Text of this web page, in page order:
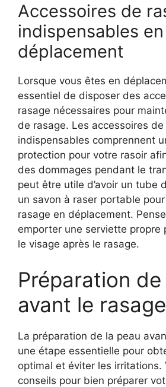
Accessoires de
indispensables en
déplacement
Lorsque vous êtes en
essentiel de disposer des
rasage nécessaires pour
de rasage. Les accessoires de
indispensables comprennent
protection pour votre rasoir
des dommages pendant le
peut être utile d’avoir un tube
un savon à raser portable
rasage en déplacement.
emporter une serviette propre
le visage après le rasage.
Préparation
avant le rasage
La préparation de la peau
une étape essentielle pour
optimal et éviter les irritations.
conseils pour bien préparer